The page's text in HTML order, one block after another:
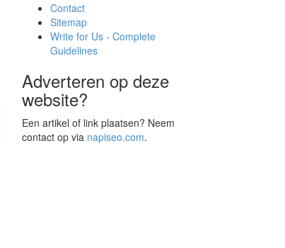
Contact
Sitemap
Write for Us - Complete
Guidelines
Adverteren op deze
website?
Een artikel of link plaatsen? Neem
contact op via napiseo.com.